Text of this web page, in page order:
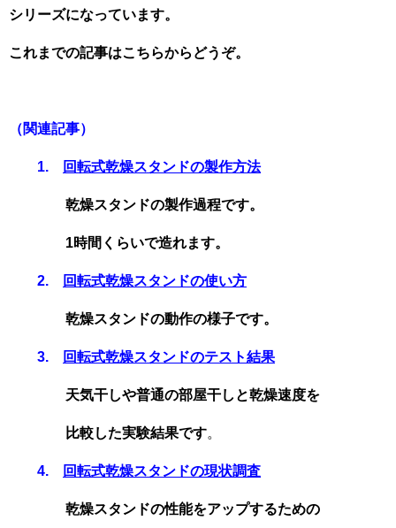
シリーズになっています。
これまでの記事はこちらからどうぞ。
（関連記事）
1. 回転式乾燥スタンドの製作方法
乾燥スタンドの製作過程です。
1時間くらいで造れます。
2. 回転式乾燥スタンドの使い方
乾燥スタンドの動作の様子です。
3. 回転式乾燥スタンドのテスト結果
天気干しや普通の部屋干しと乾燥速度を
比較した実験結果です。
4. 回転式乾燥スタンドの現状調査
乾燥スタンドの性能をアップするための